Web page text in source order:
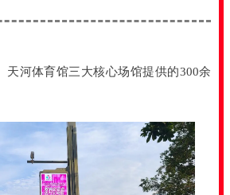
天河体育馆三大核心场馆提供的300余